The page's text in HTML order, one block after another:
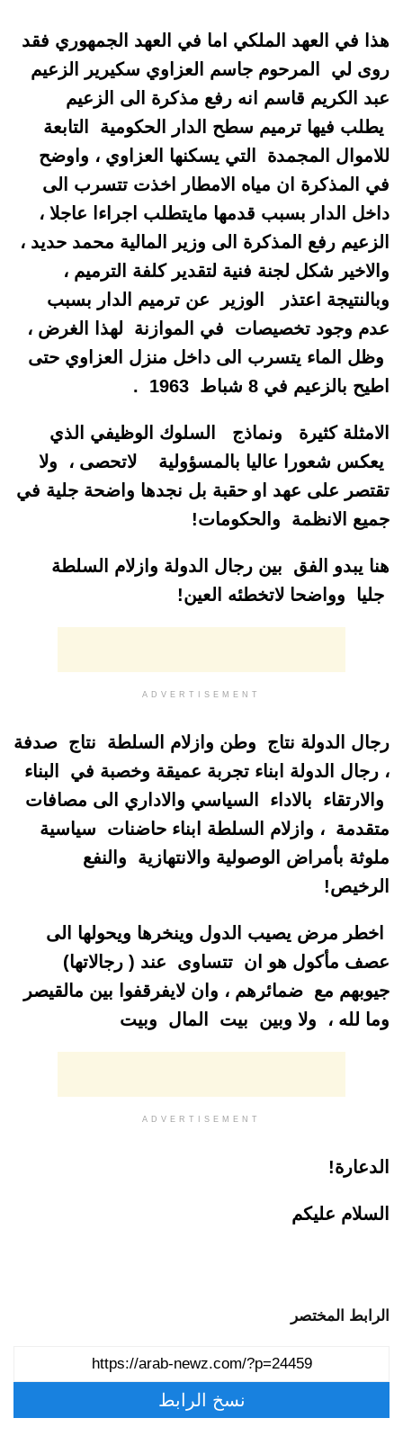
هذا في العهد الملكي اما في العهد الجمهوري فقد
روى لي المرحوم جاسم العزاوي سكيرير الزعيم
عبد الكريم قاسم انه رفع مذكرة الى الزعيم
يطلب فيها ترميم سطح الدار الحكومية التابعة
للاموال المجمدة التي يسكنها العزاوي ، واوضح
في المذكرة ان مياه الامطار اخذت تتسرب الى
داخل الدار بسبب قدمها مايتطلب اجراءا عاجلا ،
الزعيم رفع المذكرة الى وزير المالية محمد حديد ،
والاخير شكل لجنة فنية لتقدير كلفة الترميم ،
وبالنتيجة اعتذر الوزير عن ترميم الدار بسبب
عدم وجود تخصيصات في الموازنة لهذا الغرض ،
وظل الماء يتسرب الى داخل منزل العزاوي حتى
اطيح بالزعيم في 8 شباط 1963 .
الامثلة كثيرة ونماذج السلوك الوظيفي الذي
يعكس شعورا عاليا بالمسؤولية لاتحصى ، ولا
تقتصر على عهد او حقبة بل نجدها واضحة جلية في
جميع الانظمة والحكومات!
هنا يبدو الفق بين رجال الدولة وازلام السلطة
جليا وواضحا لاتخطئه العين!
ADVERTISEMENT
رجال الدولة نتاج وطن وازلام السلطة نتاج صدفة
، رجال الدولة ابناء تجربة عميقة وخصبة في البناء
والارتقاء بالاداء السياسي والاداري الى مصافات
متقدمة ، وازلام السلطة ابناء حاضنات سياسية
ملوثة بأمراض الوصولية والانتهازية والنفع
الرخيص!
اخطر مرض يصيب الدول وينخرها ويحولها الى
عصف مأكول هو ان تتساوى عند ( رجالاتها)
جيوبهم مع ضمائرهم ، وان لايفرقفوا بين مالقيصر
وما لله ، ولا وبين بيت المال وبيت
ADVERTISEMENT
الدعارة!
السلام عليكم
الرابط المختصر
نسخ الرابط